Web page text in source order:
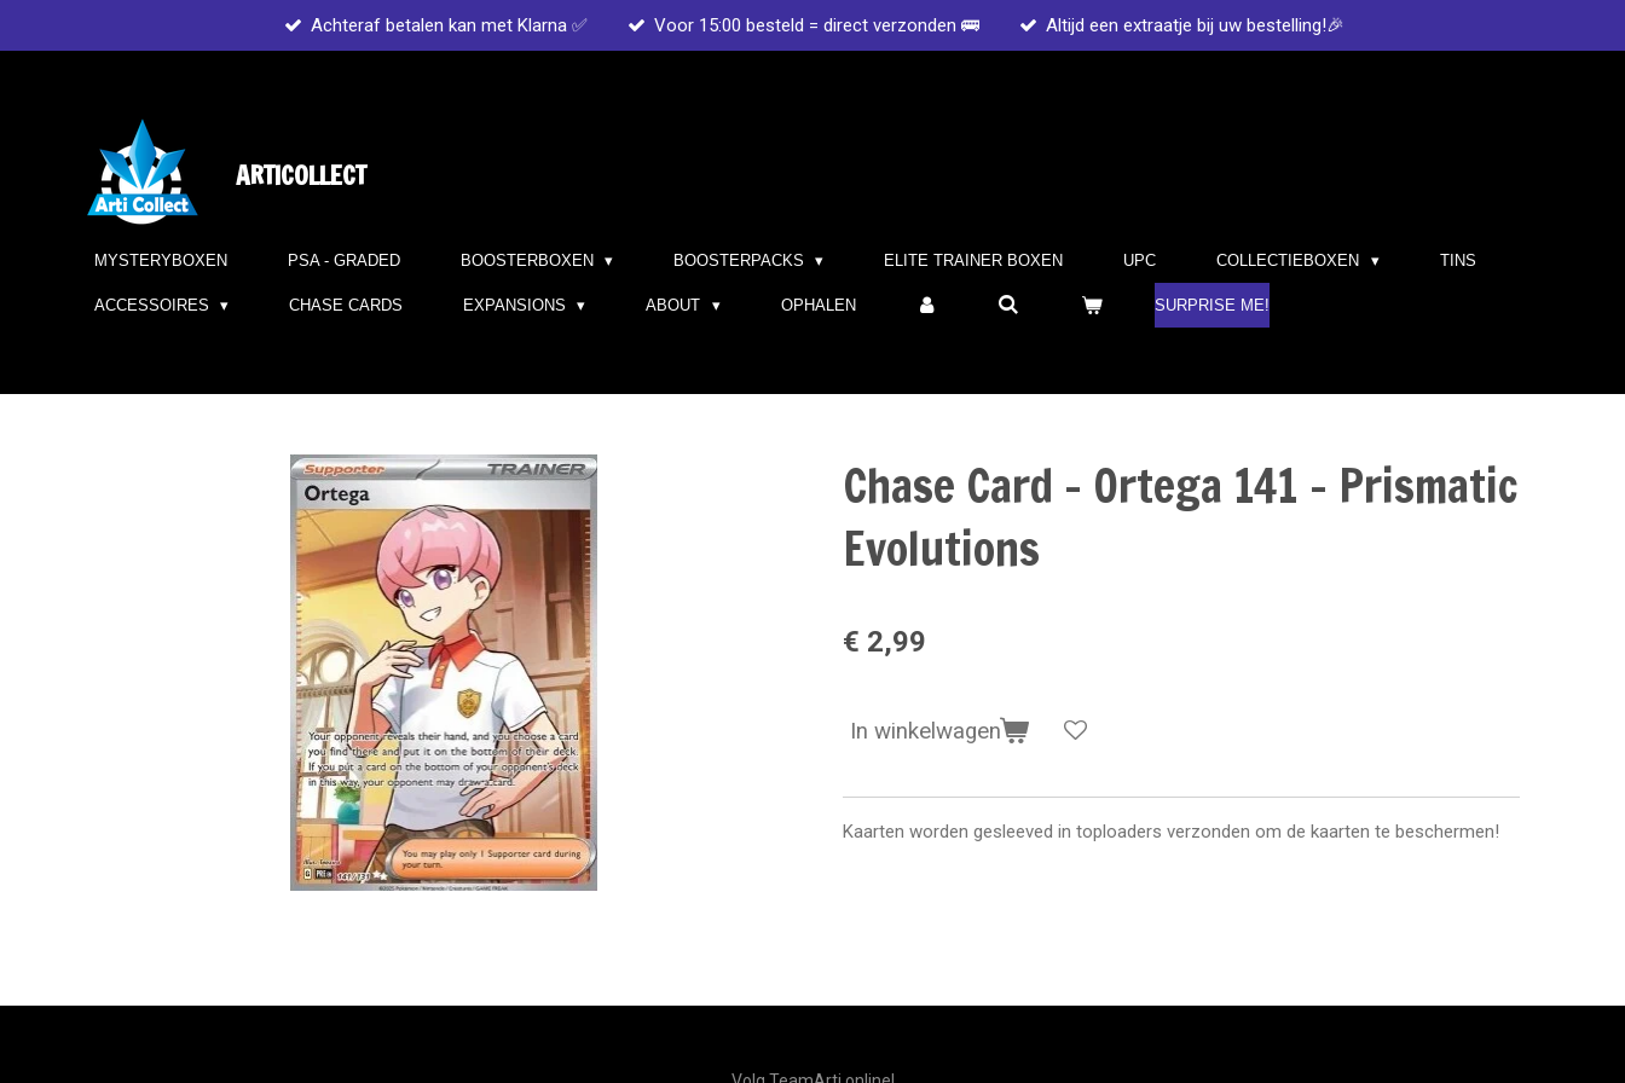
hoofdinhoud
Achteraf betalen kan met Klarna ✅ Voor 15:00 besteld = direct verzonden 🚌 Altijd een extraatje bij uw bestelling!🎉
ARTICOLLECT
MYSTERYBOXEN PSA - GRADED BOOSTERBOXEN BOOSTERPACKS ELITE TRAINER BOXEN UPC COLLECTIEBOXEN TINS
ACCESSOIRES CHASE CARDS EXPANSIONS ABOUT OPHALEN SURPRISE ME!
Chase Card - Ortega 141 - Prismatic
Evolutions
€ 2,99
In winkelwagen
Kaarten worden gesleeved in toploaders verzonden om de kaarten te beschermen!